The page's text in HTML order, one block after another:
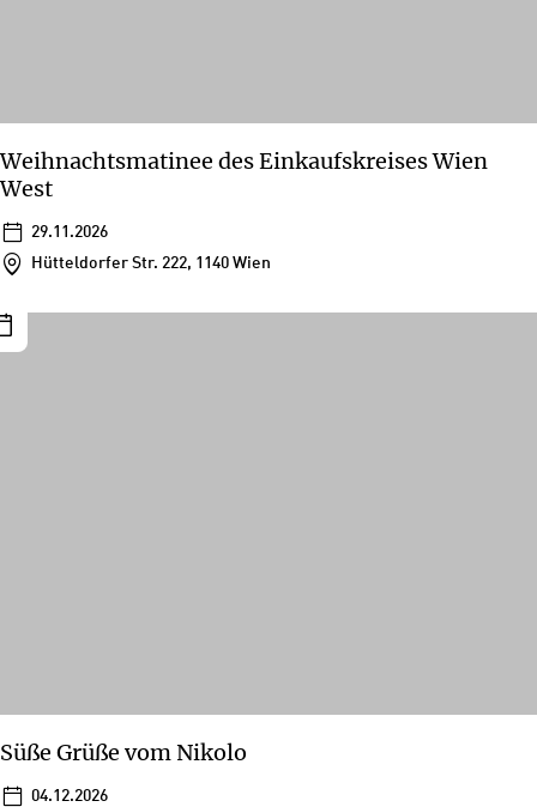
Weihnachtsmatinee des Einkaufskreises Wien
West
29.11.2026
Hütteldorfer Str. 222, 1140 Wien
Süße Grüße vom Nikolo
04.12.2026